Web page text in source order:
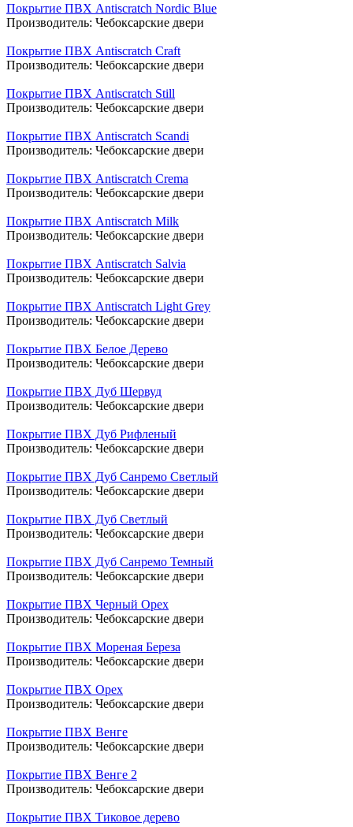
Покрытие ПВХ Antiscratch Nordic Blue
Производитель: Чебоксарские двери
Покрытие ПВХ Antiscratch Craft
Производитель: Чебоксарские двери
Покрытие ПВХ Antiscratch Still
Производитель: Чебоксарские двери
Покрытие ПВХ Antiscratch Scandi
Производитель: Чебоксарские двери
Покрытие ПВХ Antiscratch Crema
Производитель: Чебоксарские двери
Покрытие ПВХ Antiscratch Milk
Производитель: Чебоксарские двери
Покрытие ПВХ Antiscratch Salvia
Производитель: Чебоксарские двери
Покрытие ПВХ Antiscratch Light Grey
Производитель: Чебоксарские двери
Покрытие ПВХ Белое Дерево
Производитель: Чебоксарские двери
Покрытие ПВХ Дуб Шервуд
Производитель: Чебоксарские двери
Покрытие ПВХ Дуб Рифленый
Производитель: Чебоксарские двери
Покрытие ПВХ Дуб Санремо Светлый
Производитель: Чебоксарские двери
Покрытие ПВХ Дуб Светлый
Производитель: Чебоксарские двери
Покрытие ПВХ Дуб Санремо Темный
Производитель: Чебоксарские двери
Покрытие ПВХ Черный Орех
Производитель: Чебоксарские двери
Покрытие ПВХ Мореная Береза
Производитель: Чебоксарские двери
Покрытие ПВХ Орех
Производитель: Чебоксарские двери
Покрытие ПВХ Венге
Производитель: Чебоксарские двери
Покрытие ПВХ Венге 2
Производитель: Чебоксарские двери
Покрытие ПВХ Тиковое дерево